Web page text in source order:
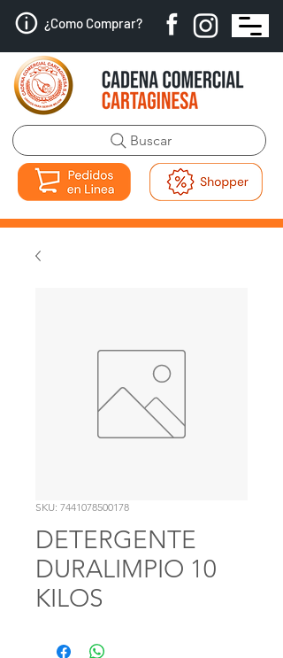
¿Como Comprar?
Buscar
SKU: 7441078500178
DETERGENTE
DURALIMPIO 10
KILOS